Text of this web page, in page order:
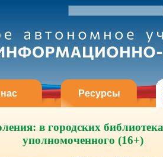
Ресурсы
в городских
уполномоченного (16+)